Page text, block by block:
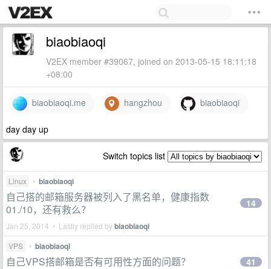
biaobiaoqi
V2EX member #39067, joined on 2013-05-15 18:11:18
+08:00
biaobiaoqi.me hangzhou biaobiaoqi
day day up
Switch topics list
Linux • biaobiaoqi
自己搭的邮箱服务器被列入了黑名单，健康指数
01./10，还有救么？
Jan 25, 2014 • Lastly replied bybiaobiaoqi
14
VPS • biaobiaoqi
自己VPS搭邮箱是否有可用性方面的问题？ 41